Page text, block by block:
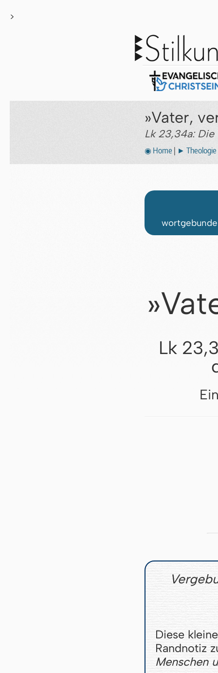
>
»Vater,
Lk 23,34a:
◉ Home ► Theologie
Lk
Diese
Randnotiz
Menschen